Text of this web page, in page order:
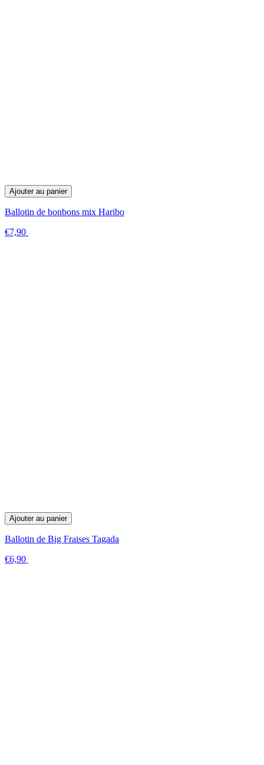
Ajouter au panier
Ballotin de bonbons mix Haribo
€7,90
Ajouter au panier
Ballotin de Big Fraises Tagada
€6,90